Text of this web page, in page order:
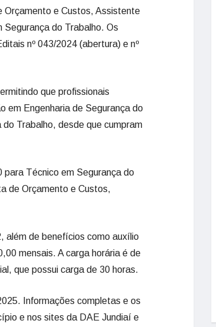
Orçamento e Custos, Assistente
Segurança do Trabalho. Os
nº 043/2024 (abertura) e nº
que profissionais
em Engenharia de Segurança do
Trabalho, desde que cumpram
Técnico em Segurança do
de Orçamento e Custos,
além de benefícios como auxílio
mensais. A carga horária é de
que possui carga de 30 horas.
Informações completas e os
e nos sites da DAE Jundiaí e